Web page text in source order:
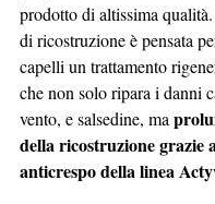
prodotto di altissima
di ricostruzione è pensata
capelli un trattamento
che non solo ripara i danni
vento, e salsedine, ma
della ricostruzione grazie
anticrespo della linea